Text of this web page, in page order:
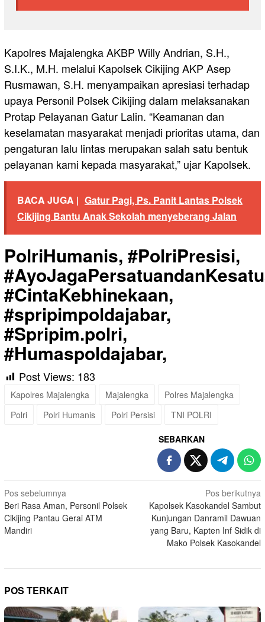
Kapolres Majalengka AKBP Willy Andrian, S.H.,
S.I.K., M.H. melalui Kapolsek Cikijing AKP Asep
Rusmawan, S.H. menyampaikan apresiasi terhadap
upaya Personil Polsek Cikijing dalam melaksanakan
Protap Pelayanan Gatur Lalin. “Keamanan dan
keselamatan masyarakat menjadi prioritas utama, dan
pengaturan lalu lintas merupakan salah satu bentuk
pelayanan kami kepada masyarakat,” ujar Kapolsek.
BACA JUGA | Gatur Pagi, Ps. Panit Lantas Polsek
Cikijing Bantu Anak Sekolah menyeberang Jalan
PolriHumanis, #PolriPresisi,
#CintaKebhinekaan,
#spripimpoldajabar,
#Spripim.polri,
#Humaspoldajabar,
Post Views: 183
Kapolres Majalengka Majalengka
Polres Majalengka
Polri
Polri Humanis Polri Persisi TNI POLRI
SEBARKAN
Navigasi
pos
Pos sebelumnya
Beri Rasa Aman, Personil Polsek
Cikijing Pantau Gerai ATM
Mandiri
Pos berikutnya
Kapolsek Kasokandel Sambut
Kunjungan Danramil Dawuan
yang Baru, Kapten Inf Sidik di
Mako Polsek Kasokandel
POS TERKAIT